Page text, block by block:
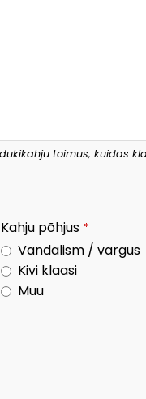
toimus, kuidas
Kahju põhjus *
Vandalism / vargus
Kivi klaasi
Muu